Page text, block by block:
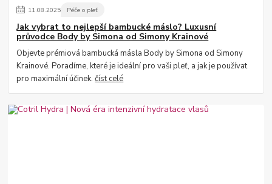
11.08.2025 Péče o pleť
Jak vybrat to nejlepší bambucké máslo? Luxusní
průvodce Body by Simona od Simony Krainové
Objevte prémiová bambucká másla Body by Simona od Simony
Krainové. Poradíme, které je ideální pro vaši pleť, a jak je používat
pro maximální účinek.číst celé